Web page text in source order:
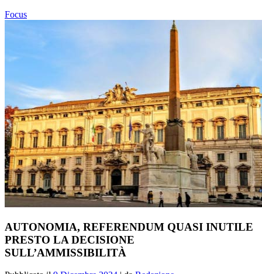
Focus
AUTONOMIA, REFERENDUM QUASI INUTILE
PRESTO LA DECISIONE
SULL’AMMISSIBILITÀ